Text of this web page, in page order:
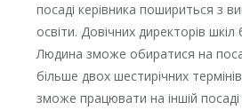
посаді керівника пошириться з
освіти. Довічних директорів
Людина зможе обиратися на
більше двох шестирічних
зможе працювати на іншій